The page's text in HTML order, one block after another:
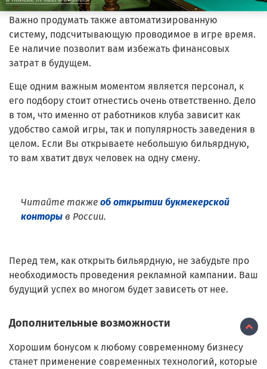
Важно продумать также автоматизированную
систему, подсчитывающую проводимое в игре время.
Ее наличие позволит вам избежать финансовых
затрат в будущем.
Еще одним важным моментом является персонал, к
его подбору стоит отнестись очень ответственно. Дело
в том, что именно от работников клуба зависит как
удобство самой игры, так и популярность заведения в
целом. Если Вы открываете небольшую бильярдную,
то вам хватит двух человек на одну смену.
Читайте также об открытии букмекерской
конторы в России.
Перед тем, как открыть бильярдную, не забудьте про
необходимость проведения рекламной кампании. Ваш
будущий успех во многом будет зависеть от нее.
Дополнительные возможности
Хорошим бонусом к любому современному бизнесу
станет применение современных технологий, которые